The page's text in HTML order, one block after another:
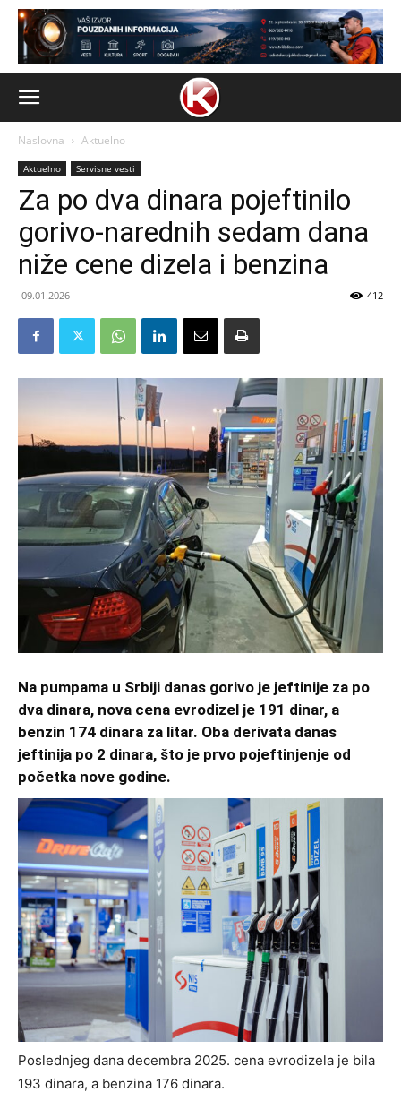
Naslovna Aktuelno
Aktuelno Servisne vesti
Za po dva dinara pojeftinilo
gorivo-narednih sedam dana
niže cene dizela i benzina
09.01.2026 412
Na pumpama u Srbiji danas gorivo je jeftinije za po
dva dinara, nova cena evrodizel je 191 dinar, a
benzin 174 dinara za litar. Oba derivata danas
jeftinija po 2 dinara, što je prvo pojeftinjenje od
početka nove godine.
Poslednjeg dana decembra 2025. cena evrodizela je bila
193 dinara, a benzina 176 dinara.